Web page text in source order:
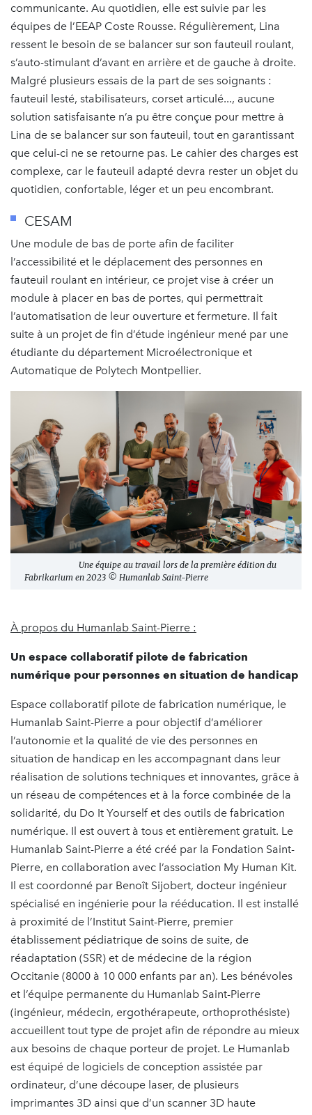
communicante. Au quotidien, elle est suivie par les
équipes de l’EEAP Coste Rousse. Régulièrement, Lina
ressent le besoin de se balancer sur son fauteuil roulant,
s’auto-stimulant d’avant en arrière et de gauche à droite.
Malgré plusieurs essais de la part de ses soignants :
fauteuil lesté, stabilisateurs, corset articulé..., aucune
solution satisfaisante n’a pu être conçue pour mettre à
Lina de se balancer sur son fauteuil, tout en garantissant
que celui-ci ne se retourne pas. Le cahier des charges est
complexe, car le fauteuil adapté devra rester un objet du
quotidien, confortable, léger et un peu encombrant.
CESAM
Une module de bas de porte afin de faciliter
l’accessibilité et le déplacement des personnes en
fauteuil roulant en intérieur, ce projet vise à créer un
module à placer en bas de portes, qui permettrait
l’automatisation de leur ouverture et fermeture. Il fait
suite à un projet de fin d’étude ingénieur mené par une
étudiante du département Microélectronique et
Automatique de Polytech Montpellier.
Une équipe au travail lors de la première édition du
Fabrikarium en 2023 © Humanlab Saint-Pierre
À propos du Humanlab Saint-Pierre :
Un espace collaboratif pilote de fabrication
numérique pour personnes en situation de handicap
Espace collaboratif pilote de fabrication numérique, le
Humanlab Saint-Pierre a pour objectif d’améliorer
l’autonomie et la qualité de vie des personnes en
situation de handicap en les accompagnant dans leur
réalisation de solutions techniques et innovantes, grâce à
un réseau de compétences et à la force combinée de la
solidarité, du Do It Yourself et des outils de fabrication
numérique. Il est ouvert à tous et entièrement gratuit. Le
Humanlab Saint-Pierre a été créé par la Fondation Saint-
Pierre, en collaboration avec l’association My Human Kit.
Il est coordonné par Benoît Sijobert, docteur ingénieur
spécialisé en ingénierie pour la rééducation. Il est installé
à proximité de l’Institut Saint-Pierre, premier
établissement pédiatrique de soins de suite, de
réadaptation (SSR) et de médecine de la région
Occitanie (8000 à 10 000 enfants par an). Les bénévoles
et l’équipe permanente du Humanlab Saint-Pierre
(ingénieur, médecin, ergothérapeute, orthoprothésiste)
accueillent tout type de projet afin de répondre au mieux
aux besoins de chaque porteur de projet. Le Humanlab
est équipé de logiciels de conception assistée par
ordinateur, d’une découpe laser, de plusieurs
imprimantes 3D ainsi que d’un scanner 3D haute